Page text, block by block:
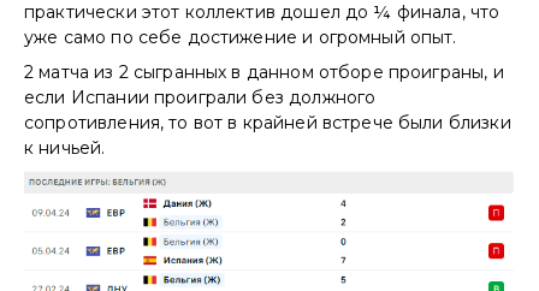
практически этот коллектив дошел до ¼ финала, что
уже само по себе достижение и огромный опыт.
2 матча из 2 сыгранных в данном отборе проиграны, и
если Испании проиграли без должного
сопротивления, то вот в крайней встрече были близки
к ничьей.